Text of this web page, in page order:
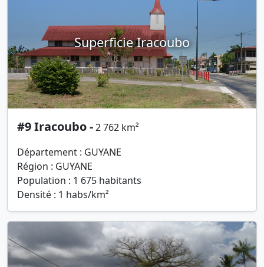
Superficie Iracoubo
#9 Iracoubo -2 762 km²
Département : GUYANE
Région : GUYANE
Population : 1 675 habitants
Densité : 1 habs/km²